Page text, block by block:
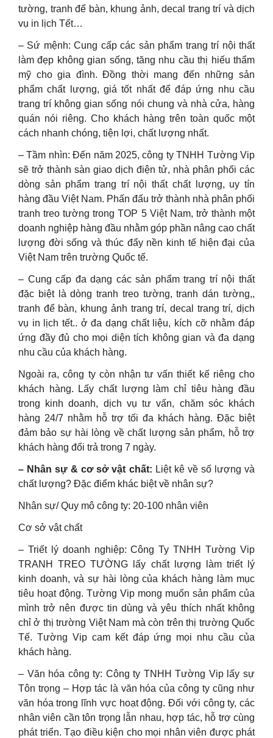
tường, tranh để bàn, khung ảnh, decal trang trí và dịch
vụ in lịch Tết…
– Sứ mệnh: Cung cấp các sản phẩm trang trí nội thất
làm đẹp không gian sống, tăng nhu cầu thị hiếu thẩm
mỹ cho gia đình. Đồng thời mang đến những sản
phẩm chất lượng, giá tốt nhất để đáp ứng nhu cầu
trang trí không gian sống nói chung và nhà cửa, hàng
quán nói riêng. Cho khách hàng trên toàn quốc một
cách nhanh chóng, tiện lợi, chất lượng nhất.
– Tầm nhìn: Đến năm 2025, công ty TNHH Tường Vip
sẽ trở thành sàn giao dịch điện tử, nhà phân phối các
dòng sản phẩm trang trí nội thất chất lượng, uy tín
hàng đầu Việt Nam. Phấn đấu trở thành nhà phân phối
tranh treo tường trong TOP 5 Việt Nam, trở thành một
doanh nghiệp hàng đầu nhằm góp phần nâng cao chất
lượng đời sống và thúc đẩy nền kinh tế hiện đại của
Việt Nam trên trường Quốc tế.
– Cung cấp đa dạng các sản phẩm trang trí nội thất
đặc biệt là dòng tranh treo tường, tranh dán tường,,
tranh để bàn, khung ảnh trang trí, decal trang trí, dịch
vụ in lịch tết.. ở đa dạng chất liệu, kích cỡ nhằm đáp
ứng đầy đủ cho mọi diện tích không gian và đa dạng
nhu cầu của khách hàng.
Ngoài ra, công ty còn nhận tư vấn thiết kế riêng cho
khách hàng. Lấy chất lượng làm chỉ tiêu hàng đầu
trong kinh doanh, dịch vụ tư vấn, chăm sóc khách
hàng 24/7 nhằm hỗ trợ tối đa khách hàng. Đặc biệt
đảm bảo sự hài lòng về chất lượng sản phẩm, hỗ trợ
khách hàng đổi trả trong 7 ngày.
– Nhân sự & cơ sở vật chất: Liệt kê về số lượng và
chất lượng? Đặc điểm khác biệt về nhân sự?
Nhân sự/ Quy mô công ty: 20-100 nhân viên
Cơ sở vật chất
– Triết lý doanh nghiệp: Công Ty TNHH Tường Vip
TRANH TREO TƯỜNG lấy chất lượng làm triết lý
kinh doanh, và sự hài lòng của khách hàng làm mục
tiêu hoạt động. Tường Vip mong muốn sản phẩm của
mình trở nên được tin dùng và yêu thích nhất không
chỉ ở thị trường Việt Nam mà còn trên thị trường Quốc
Tế. Tường Vip cam kết đáp ứng mọi nhu cầu của
khách hàng.
– Văn hóa công ty: Công ty TNHH Tường Vip lấy sự
Tôn trọng – Hợp tác là văn hóa của công ty cũng như
văn hóa trong lĩnh vực hoạt động. Đối với công ty, các
nhân viên cần tôn trọng lẫn nhau, hợp tác, hỗ trợ cùng
phát triển. Tạo điều kiện cho mọi nhân viên được phát